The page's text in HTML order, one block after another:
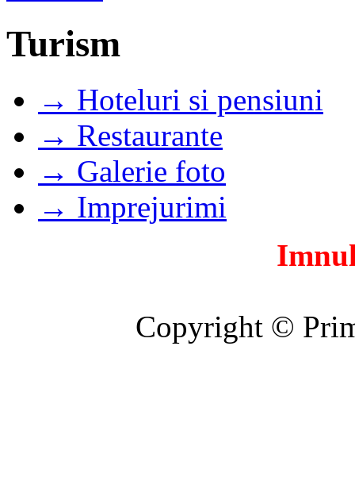
Turism
→ Hoteluri si pensiuni
→ Restaurante
→ Galerie foto
→ Imprejurimi
Copyright ©